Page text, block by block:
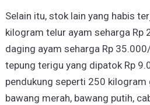
Selain itu, stok lain yang habis
kilogram telur ayam seharga
daging ayam seharga Rp
tepung terigu yang dipatok Rp
pendukung seperti 250 kilogram
bawang merah, bawang putih,